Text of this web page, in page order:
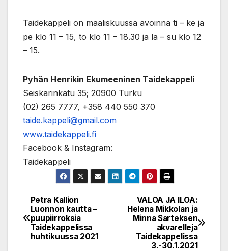
Taidekappeli on maaliskuussa avoinna ti – ke ja
pe klo 11 – 15, to klo 11 – 18.30 ja la – su klo 12
– 15.
Pyhän Henrikin Ekumeeninen Taidekappeli
Seiskarinkatu 35; 20900 Turku
(02) 265 7777, +358 440 550 370
taide.kappeli@gmail.com
www.taidekappeli.fi
Facebook & Instagram:
Taidekappeli
Post
navigation
VALOA JA ILOA:
Helena Mikkolan ja
Minna Sarteksen
akvarelleja
Taidekappelissa
3.-30.1.2021
Petra Kallion
Luonnon kautta –
puupiirroksia
Taidekappelissa
huhtikuussa 2021